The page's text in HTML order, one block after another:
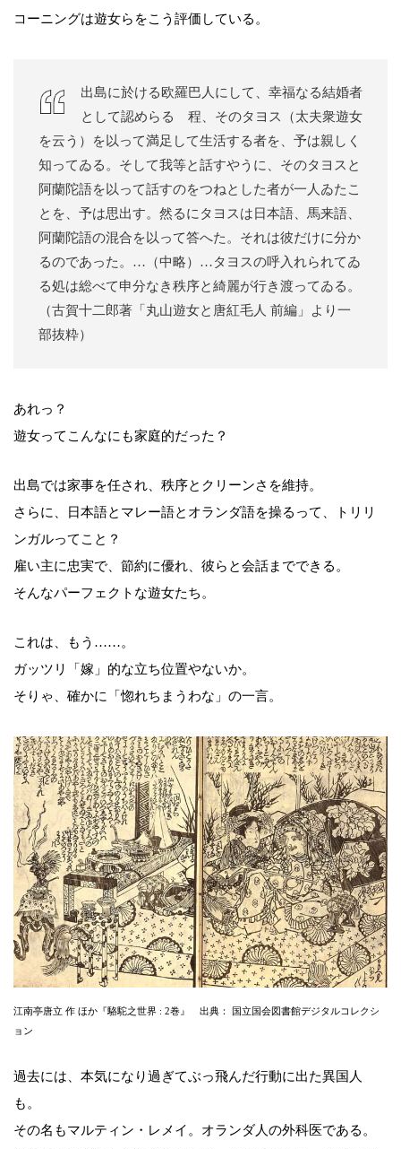
コーニングは遊女らをこう評価している。
出島に於ける欧羅巴人にして、幸福なる結婚者
として認めらるゝ程、そのタヨス（太夫衆遊女
を云う）を以って満足して生活する者を、予は親しく
知ってゐる。そして我等と話すやうに、そのタヨスと
阿蘭陀語を以って話すのをつねとした者が一人ゐたこ
とを、予は思出す。然るにタヨスは日本語、馬来語、
阿蘭陀語の混合を以って答へた。それは彼だけに分か
るのであった。…（中略）…タヨスの呼入れられてゐ
る処は総べて申分なき秩序と綺麗が行き渡ってゐる。
（古賀十二郎著「丸山遊女と唐紅毛人 前編」より一
部抜粋）
あれっ？
遊女ってこんなにも家庭的だった？
出島では家事を任され、秩序とクリーンさを維持。
さらに、日本語とマレー語とオランダ語を操るって、トリリ
ンガルってこと？
雇い主に忠実で、節約に優れ、彼らと会話までできる。
そんなパーフェクトな遊女たち。
これは、もう……。
ガッツリ「嫁」的な立ち位置やないか。
そりゃ、確かに「惚れちまうわな」の一言。
江南亭唐立 作 ほか『駱駝之世界 : 2巻』 出典： 国立国会図書館デジタルコレクシ
ョン
過去には、本気になり過ぎてぶっ飛んだ行動に出た異国人
も。
その名もマルティン・レメイ。オランダ人の外科医である。